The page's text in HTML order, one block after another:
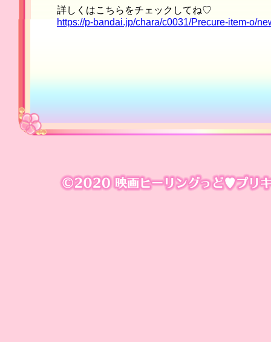
詳しくはこちらをチェックしてね♡
https://p-bandai.jp/chara/c0031/Precure-item-o/